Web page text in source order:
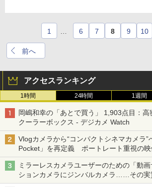
前へ
1 6 7 8 9 10
アクセスランキング
1時間 24時間 1週間
岡嶋和幸の「あとで買う」 1,903点目：
クーラーボックス - デジカメ Watch
Vlogカメラから“コンパクトシネマカメラ
Pocket」を再定義 ポートレート重視の映
ミラーレスカメラユーザーのための「動
ションカメラにジンバルカメラ……その実